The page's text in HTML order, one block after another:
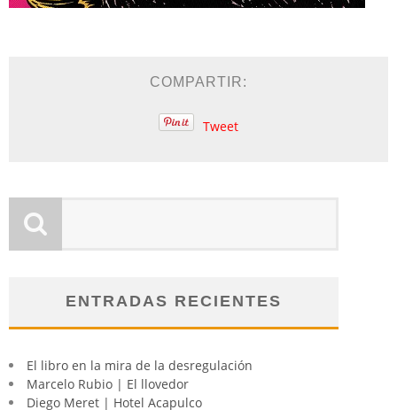
COMPARTIR:
Tweet
ENTRADAS RECIENTES
El libro en la mira de la desregulación
Marcelo Rubio | El llovedor
Diego Meret | Hotel Acapulco